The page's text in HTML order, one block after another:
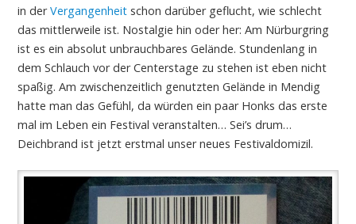
in derVergangenheitschon darüber geflucht, wie schlecht
das mittlerweile ist. Nostalgie hin oder her: Am Nürburgring
ist es ein absolut unbrauchbares Gelände. Stundenlang in
dem Schlauch vor der Centerstage zu stehen ist eben nicht
spaßig. Am zwischenzeitlich genutzten Gelände in Mendig
hatte man das Gefühl, da würden ein paar Honks das erste
mal im Leben ein Festival veranstalten… Sei’s drum…
Deichbrand ist jetzt erstmal unser neues Festivaldomizil.